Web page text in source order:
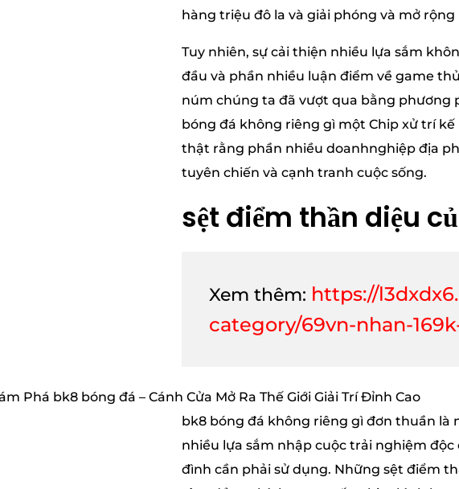
hàng triệu đô la và giải phóng và mở
Tuy nhiên, sự cải thiện nhiều lựa sắm
đầu và phần nhiều luận điểm về game
núm chúng ta đã vượt qua bằng phương
bóng đá không riêng gì một Chip xử trí
thật rằng phần nhiều doanhnghiệp địa
tuyên chiến và cạnh tranh cuộc sống.
sệt điểm thần diệu
Xem thêm: https://
category/69vn-nhan-
bk8 bóng đá không riêng gì đơn thuần là
nhiều lựa sắm nhập cuộc trải nghiệm
đình cần phải sử dụng. Những sệt điểm